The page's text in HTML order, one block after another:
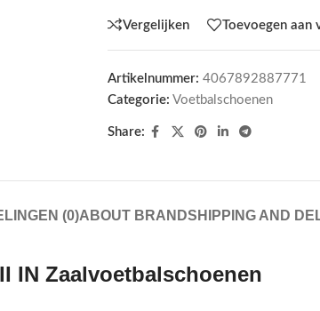
Vergelijken Toevoegen aan
Artikelnummer: 4067892887771
Categorie: Voetbalschoenen
Share:
(0)ABOUT BRANDSHIPPING AND
IN Zaalvoetbalschoenen